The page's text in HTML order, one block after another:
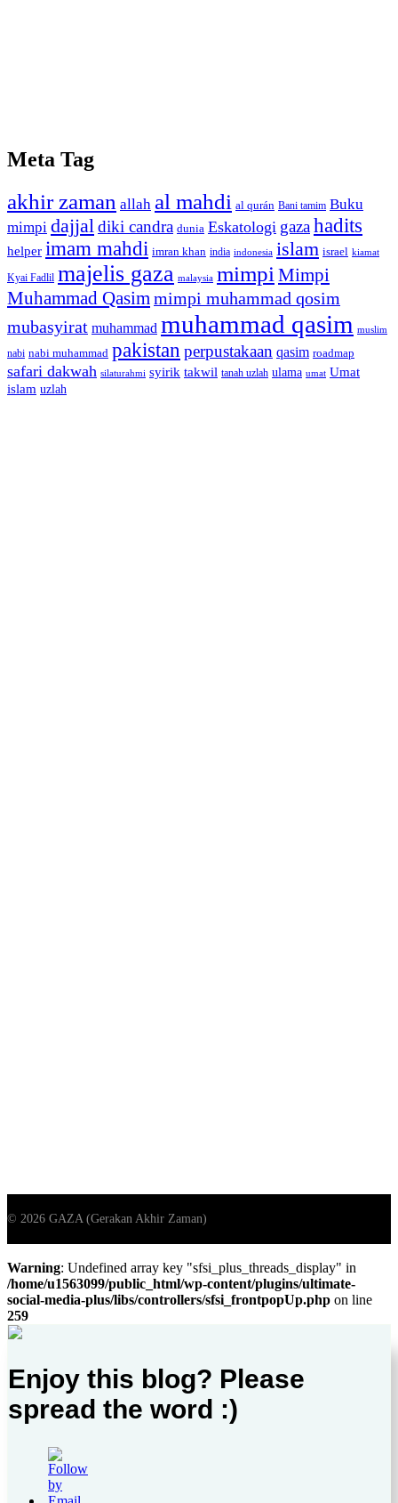
Meta Tag
akhir zaman allah al mahdi al qurán Bani tamim Buku
mimpi dajjal diki candra dunia Eskatologi gazahadits
helper imam mahdi imran khan india indonesia islam israel kiamat
Kyai Fadlil majelis gaza malaysia mimpi Mimpi
Muhammad Qasim mimpi muhammad qosim
mubasyirat muhammad muhammad qasim muslim
nabi nabi muhammad pakistan perpustakaan qasim roadmap
safari dakwah silaturahmi syirik takwil tanah uzlah ulama umat Umat
islam uzlah
Warning: Undefined array key "sfsi_plus_threads_display" in
/home/u1563099/public_html/wp-content/plugins/ultimate-
social-media-plus/libs/controllers/sfsi_frontpopUp.php on line
259
Enjoy this blog? Please
spread the word :)